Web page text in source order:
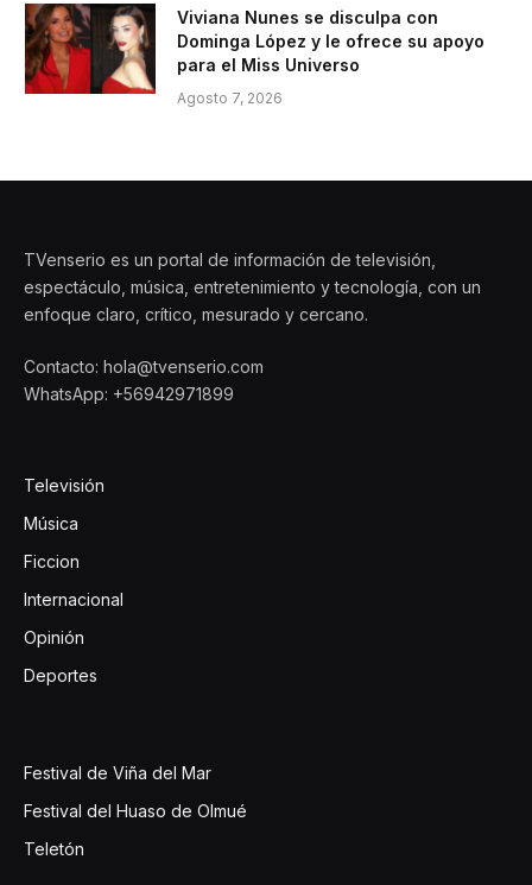
Viviana Nunes se disculpa con
Dominga López y le ofrece su apoyo
para el Miss Universo
Agosto 7, 2026
TVenserio es un portal de información de televisión,
espectáculo, música, entretenimiento y tecnología, con un
enfoque claro, crítico, mesurado y cercano.
Contacto: hola@tvenserio.com
WhatsApp: +56942971899
Televisión
Música
Ficcion
Internacional
Opinión
Deportes
Festival de Viña del Mar
Festival del Huaso de Olmué
Teletón